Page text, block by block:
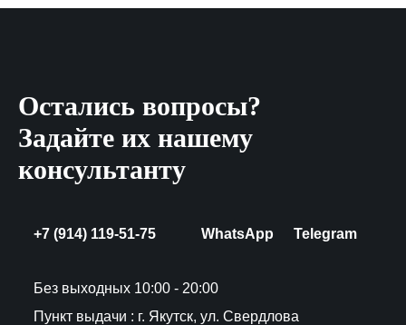
Остались вопросы?
Задайте их нашему
консультанту
+7 (914) 119-51-75 WhatsApp Telegram
Без выходных 10:00 - 20:00
Пункт выдачи : г. Якутск, ул. Свердлова